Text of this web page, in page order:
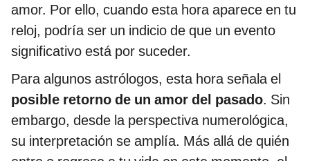
amor. Por ello, cuando esta hora aparece en tu
reloj, podría ser un indicio de que un evento
significativo está por suceder.
Para algunos astrólogos, esta hora señala el
posible retorno de un amor del pasado. Sin
embargo, desde la perspectiva numerológica,
su interpretación se amplía. Más allá de quién